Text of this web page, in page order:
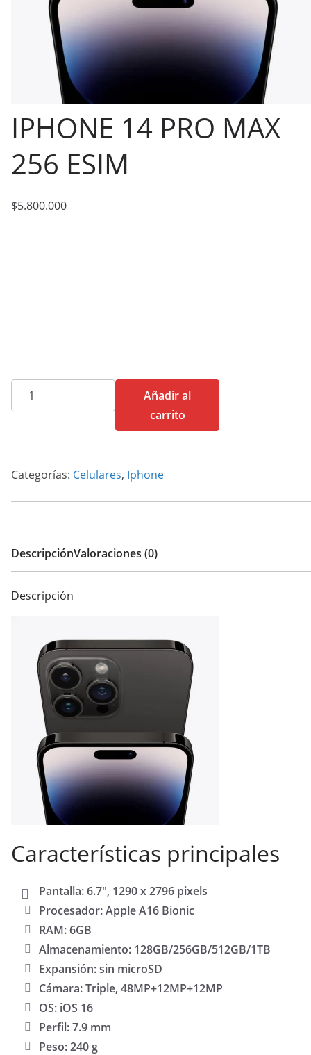
IPHONE 14 PRO MAX
256 ESIM
$5.800.000
IPHONE
14
MAX
ESIM
cantidad
Añadir al
carrito
Categorías: Celulares, Iphone
DescripciónValoraciones (0)
Descripción
Características principales
Pantalla: 6.7″, 1290 x 2796 pixels
Procesador: Apple A16 Bionic
RAM: 6GB
Almacenamiento: 128GB/256GB/512GB/1TB
Expansión: sin microSD
Cámara: Triple, 48MP+12MP+12MP
OS: iOS 16
Perfil: 7.9 mm
Peso: 240 g